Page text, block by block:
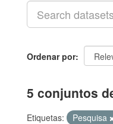
Ordenar por
5 conjuntos
Etiquetas: Pesquisa